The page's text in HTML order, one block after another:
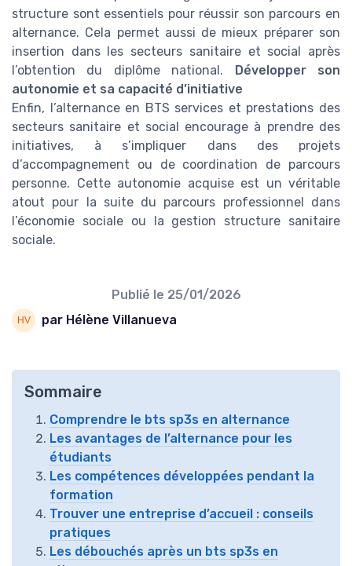
structure sont essentiels pour réussir son parcours en
alternance. Cela permet aussi de mieux préparer son
insertion dans les secteurs sanitaire et social après
l’obtention du diplôme national. Développer son
autonomie et sa capacité d’initiative
Enfin, l’alternance en BTS services et prestations des
secteurs sanitaire et social encourage à prendre des
initiatives, à s’impliquer dans des projets
d’accompagnement ou de coordination de parcours
personne. Cette autonomie acquise est un véritable
atout pour la suite du parcours professionnel dans
l’économie sociale ou la gestion structure sanitaire
sociale.
Publié le 25/01/2026
par Hélène Villanueva
Sommaire
Comprendre le bts sp3s en alternance
Les avantages de l’alternance pour les
étudiants
Les compétences développées pendant la
formation
Trouver une entreprise d’accueil : conseils
pratiques
Les débouchés après un bts sp3s en